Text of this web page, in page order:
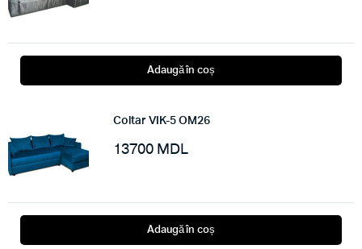
Adaugă în coș
Coltar VIK-5 OM26
13700 MDL
Adaugă în coș